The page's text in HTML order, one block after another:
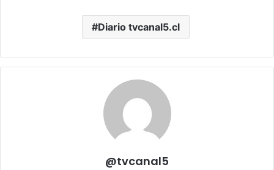
Diario tvcanal5.cl
@tvcanal5